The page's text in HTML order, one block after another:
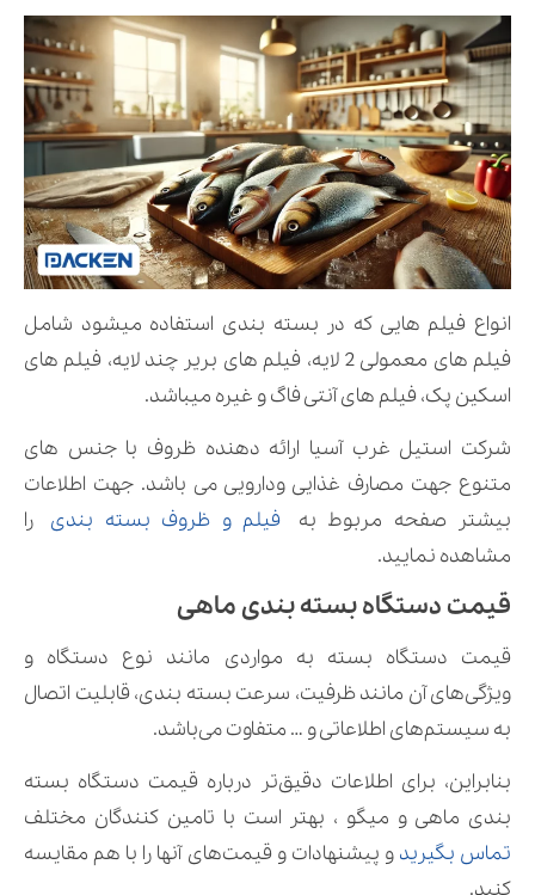
انواع فیلم هایی که در بسته بندی استفاده میشود شامل
فیلم های معمولی 2 لایه، فیلم های بریر چند لایه، فیلم های
اسکین پک، فیلم های آنتی فاگ و غیره میباشد.
شرکت استیل غرب آسیا ارائه دهنده ظروف با جنس های
متنوع جهت مصارف غذایی ودارویی می باشد. جهت اطلاعات
بیشتر صفحه مربوط به فیلم و ظروف بسته بندی را
مشاهده نمایید.
قیمت دستگاه بسته بندی ماهی
قیمت دستگاه بسته به مواردی مانند نوع دستگاه و
ویژگی‌های آن مانند ظرفیت، سرعت بسته بندی، قابلیت اتصال
به سیستم‌های اطلاعاتی و … متفاوت می‌باشد.
بنابراین، برای اطلاعات دقیق‌تر درباره قیمت دستگاه بسته
بندی ماهی و میگو ، بهتر است با تامین کنندگان مختلف
تماس بگیرید و پیشنهادات و قیمت‌های آنها را با هم مقایسه